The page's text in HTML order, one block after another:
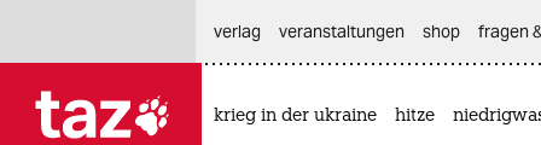
verlag
veranstaltungen shop fragen
krieg in der ukraine hitze